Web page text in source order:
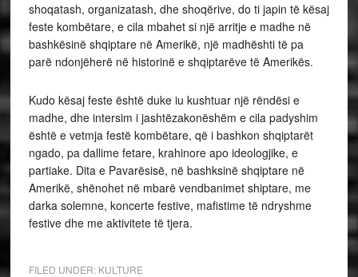
shoqatash, organizatash, dhe shoqërive, do ti japin të kësaj
feste kombëtare, e cila mbahet si një arritje e madhe në
bashkësinë shqiptare në Amerikë, një madhështi të pa
parë ndonjëherë në historinë e shqiptarëve të Amerikës.
Kudo kësaj feste është duke iu kushtuar një rëndësi e
madhe, dhe intersim i jashtëzakonëshëm e cila padyshim
është e vetmja festë kombëtare, që i bashkon shqiptarët
ngado, pa dallime fetare, krahinore apo ideologjike, e
partiake. Dita e Pavarësisë, në bashksinë shqiptare në
Amerikë, shënohet në mbarë vendbanimet shiptare, me
darka solemne, koncerte festive, mafistime të ndryshme
festive dhe me aktivitete të tjera.
FILED UNDER: KULTURE